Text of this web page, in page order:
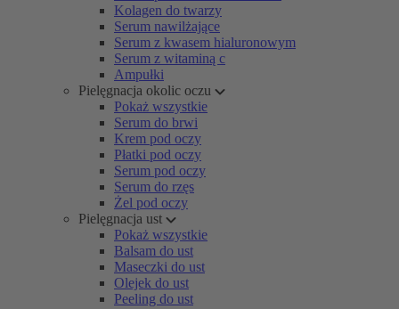
Kolagen do twarzy
Serum nawilżające
Serum z kwasem hialuronowym
Serum z witaminą c
Ampułki
Pielęgnacja okolic oczu
Pokaż wszystkie
Serum do brwi
Krem pod oczy
Płatki pod oczy
Serum pod oczy
Serum do rzęs
Żel pod oczy
Pielęgnacja ust
Pokaż wszystkie
Balsam do ust
Maseczki do ust
Olejek do ust
Peeling do ust